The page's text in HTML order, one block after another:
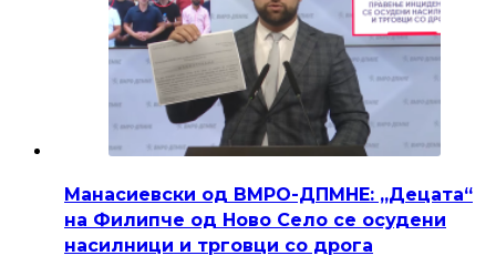
Манасиевски од ВМРО-ДПМНЕ: „Децата“
на Филипче од Ново Село се осудени
насилници и трговци со дрога